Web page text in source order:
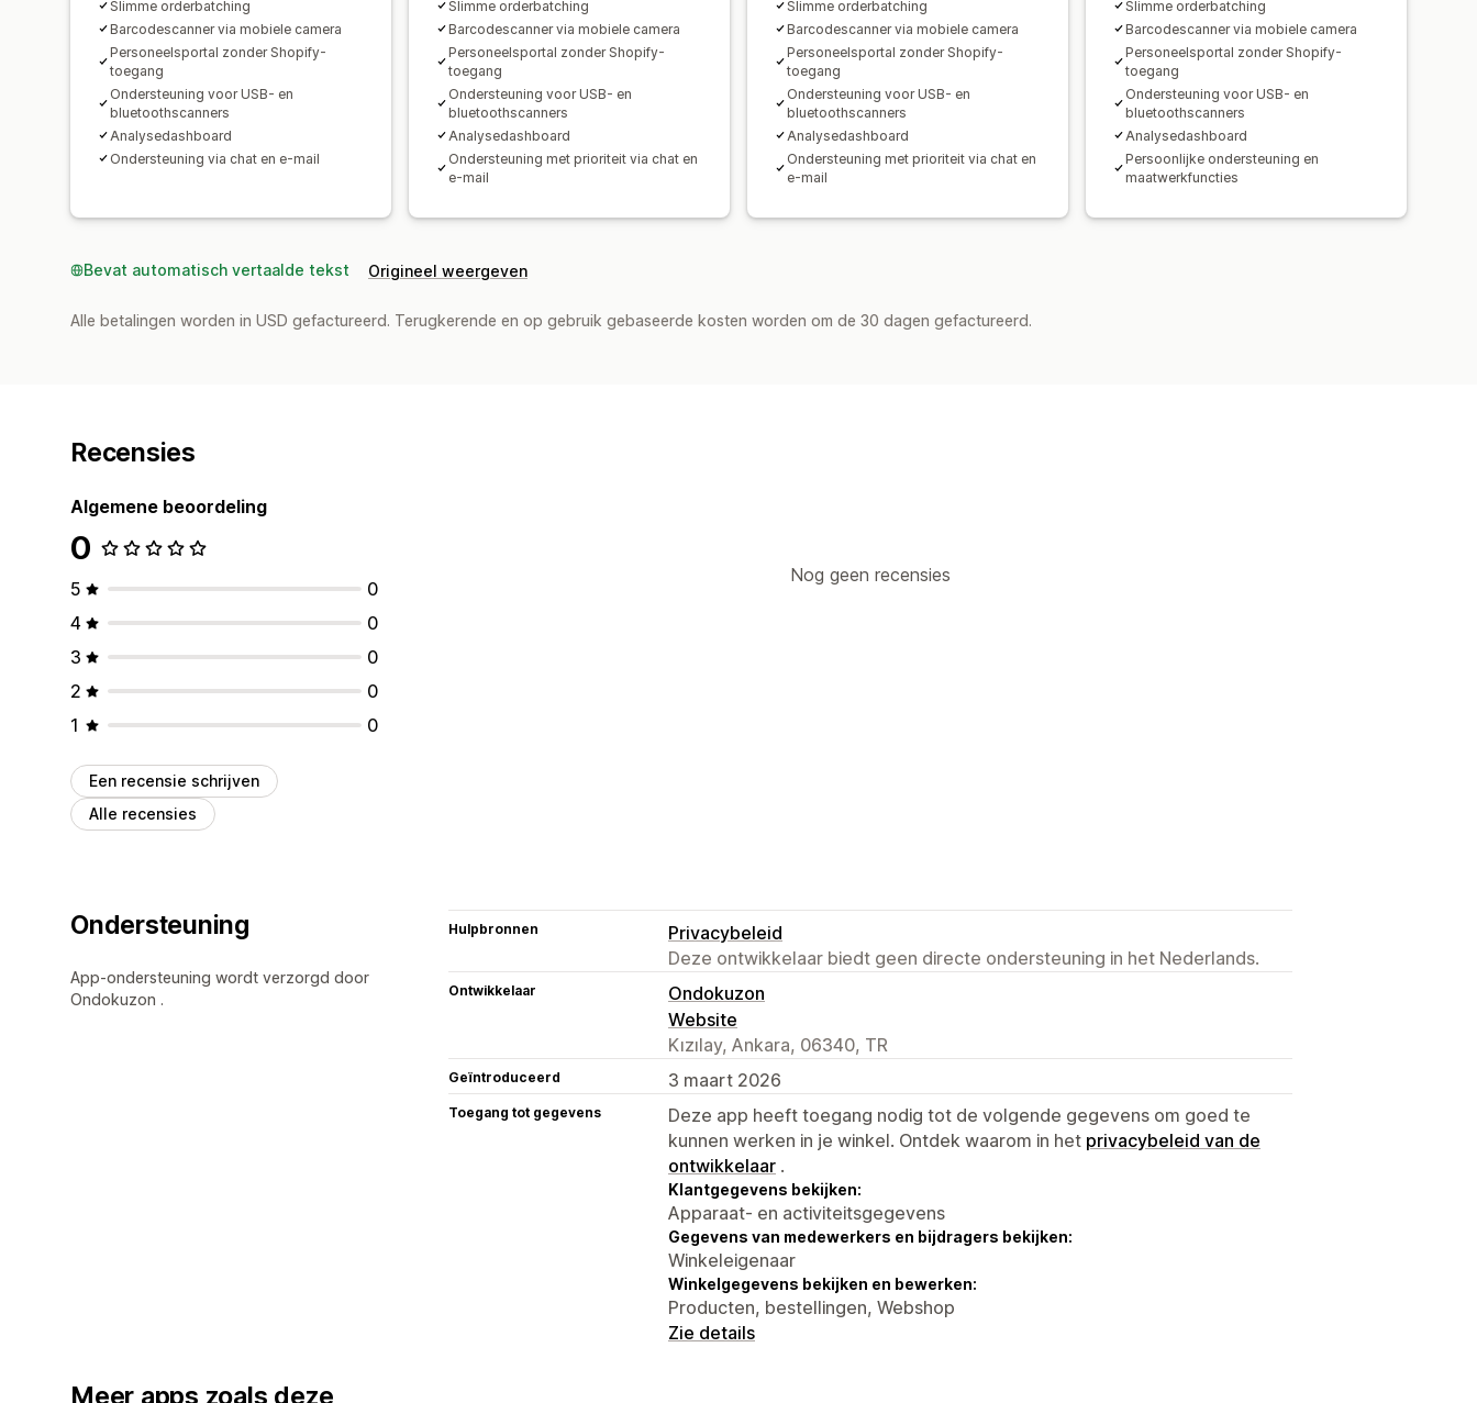
Slimme orderbatching
Barcodescanner via mobiele camera
Personeelsportal zonder Shopify-
toegang
Ondersteuning voor USB- en
bluetoothscanners
Analysedashboard
Ondersteuning via chat en e-mail
Slimme orderbatching
Barcodescanner via mobiele camera
Personeelsportal zonder Shopify-
toegang
Ondersteuning voor USB- en
bluetoothscanners
Analysedashboard
Ondersteuning met prioriteit via chat en
e-mail
Slimme orderbatching
Barcodescanner via mobiele camera
Personeelsportal zonder Shopify-
toegang
Ondersteuning voor USB- en
bluetoothscanners
Analysedashboard
Ondersteuning met prioriteit via chat en
e-mail
Slimme orderbatching
Barcodescanner via mobiele camera
Personeelsportal zonder Shopify-
toegang
Ondersteuning voor USB- en
bluetoothscanners
Analysedashboard
Persoonlijke ondersteuning en
maatwerkfuncties
Bevat automatisch vertaalde tekst Origineel weergeven
Alle betalingen worden in USD gefactureerd. Terugkerende en op gebruik gebaseerde kosten worden om de 30 dagen gefactureerd.
Recensies
Algemene beoordeling
0
5
0
4
0
3
0
2
0
1
0
Een recensie schrijven
Alle recensies
Nog geen recensies
Ondersteuning
App-ondersteuning wordt verzorgd door
Ondokuzon .
Hulpbronnen
Privacybeleid
Deze ontwikkelaar biedt geen directe ondersteuning in het Nederlands.
Ontwikkelaar
Ondokuzon
Website
Kızılay, Ankara, 06340, TR
Geïntroduceerd 3 maart 2026
Toegang tot gegevens
Deze app heeft toegang nodig tot de volgende gegevens om goed te
kunnen werken in je winkel. Ontdek waarom in het privacybeleid van de
ontwikkelaar .
Klantgegevens bekijken:
Apparaat- en activiteitsgegevens
Gegevens van medewerkers en bijdragers bekijken:
Winkeleigenaar
Winkelgegevens bekijken en bewerken:
Producten, bestellingen, Webshop
Zie details
Meer apps zoals deze